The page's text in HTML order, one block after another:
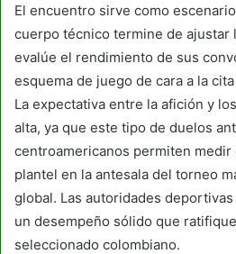
El encuentro sirve como
cuerpo técnico termine de ajustar
evalúe el rendimiento de sus
esquema de juego de cara a la
La expectativa entre la afición y
alta, ya que este tipo de duelos
centroamericanos permiten
plantel en la antesala del torneo
global. Las autoridades
un desempeño sólido que
seleccionado colombiano.